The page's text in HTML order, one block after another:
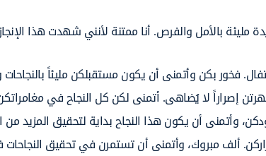
بالأمل والفرص. أنا ممتنة لأنني شهدت هذا
فخور بكن وأتمنى أن يكون مستقبلكن مليئاً بالنجاحات
إصراراً لا يُضاهى. أتمنى لكن كل النجاح في
وأتمنى أن يكون هذا النجاح بداية لتحقيق المزيد من
ألف مبروك، وأتمنى أن تستمرن في تحقيق